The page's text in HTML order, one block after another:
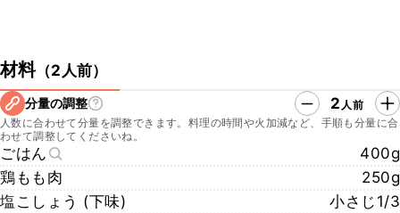
材料（2人前）
分量の調整 2 人前
人数に合わせて分量を調整できます。料理の時間や火加減など、手順も分量に合
わせて調整してくださいね。
ごはん
400g
鶏もも肉
250g
塩こしょう (下味)
小さじ1/3